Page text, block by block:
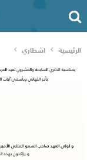
الرئيسية اشطاري